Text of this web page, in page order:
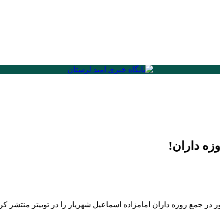
داران!
جمع روزه داران امامزاده اسماعیل شهریار را در توییتر منتشر